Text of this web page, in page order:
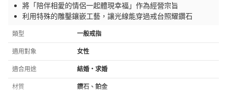
將「陪伴相愛的情侶一起體現幸福」作為經營宗旨
利用特殊的雕鑿鑲嵌工藝，讓光線能穿過戒台照耀鑽石
類型 一般戒指
適用對象 女性
適合用途 結婚・求婚
材質 鑽石、鉑金